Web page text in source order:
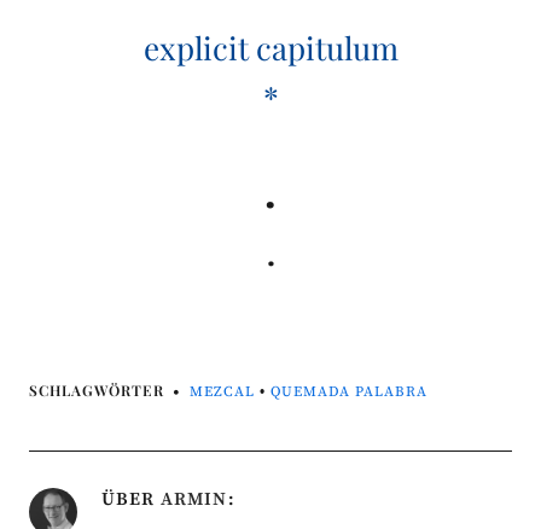
explicit capitulum
*
.
.
SCHLAGWÖRTER MEZCAL • QUEMADA PALABRA
ÜBER ARMIN